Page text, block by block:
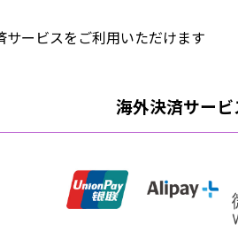
サービスをご利用いただけます
海外決済サービ